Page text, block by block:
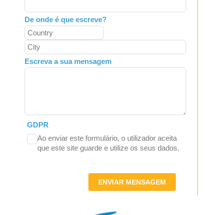
De onde é que escreve?
Escreva a sua mensagem
GDPR
Ao enviar este formulário, o utilizador aceita
que este site guarde e utilize os seus dados.
ENVIAR MENSAGEM